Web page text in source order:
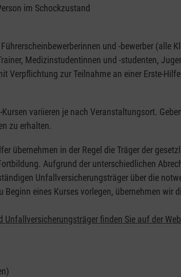
im Schockzustand
und -bewerber (alle
Medizinstudentinnen und -studenten,
Verpflichtung zur Teilnahme an einer Erste-
variieren je nach Veranstaltungsort.
zu erhalten.
übernehmen in der Regel die Träger der
Aufgrund der unterschiedlichen
Unfallversicherungsträger über die
eines Kurses vorlegen, übernehmen wir
finden Sie auf der